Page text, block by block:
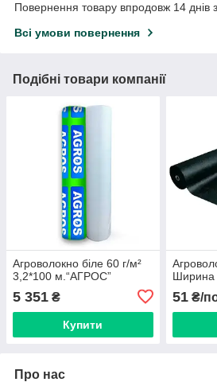
Повернення товару впродовж 14 днів
Всі умови повернення
Подібні товари компанії
Агроволокно біле 60 г/м²
3,2*100 м.“AГРОС”
5 351 ₴
Купити
Ширина
51₴/
Про нас